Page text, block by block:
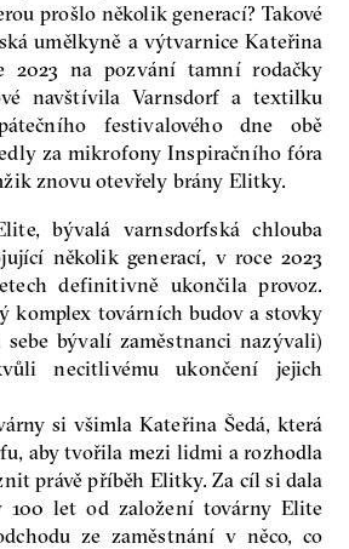
prošlo několik generací? Takové
umělkyně a výtvarnice Kateřina
2023 na pozvání tamní rodačky
navštívila Varnsdorf a textilku
festivalového dne obě
za mikrofony Inspiračního fóra
znovu otevřely brány Elitky.
bývalá varnsdorfská chlouba
několik generací, v roce 2023
definitivně ukončila provoz.
komplex továrních budov a stovky
sebe bývalí zaměstnanci nazývali)
necitlivému ukončení jejich
si všimla Kateřina Šedá, která
aby tvořila mezi lidmi a rozhodla
právě příběh Elitky. Za cíl si dala
100 let od založení továrny Elite
ze zaměstnání v něco, co